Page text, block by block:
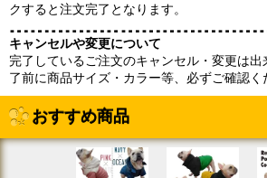
クすると注文完了となります。
キャンセルや変更について
完了しているご注文のキャンセル・変更は
了前に商品サイズ・カラー等、必ずご確認く
おすすめ商品